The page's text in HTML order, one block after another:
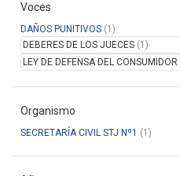
Manual del Usuario
Voces
DAÑOS PUNITIVOS (1)
DEBERES DE LOS JUECES (1)
LEY DE DEFENSA DEL CONSUMIDOR
Organismo
SECRETARÍA CIVIL STJ Nº1 (1)